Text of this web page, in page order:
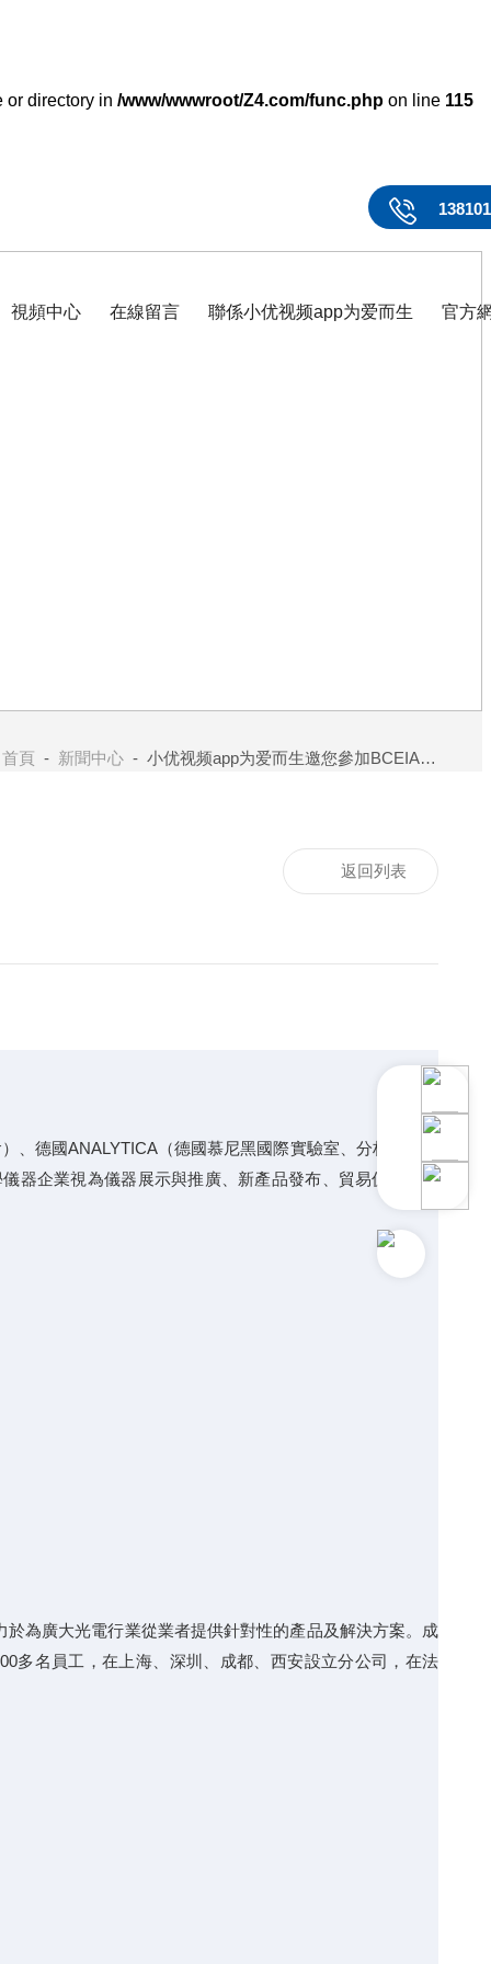
or directory in /www/wwwroot/Z4.com/func.php on line 115
視頻中心 在線留言 聯係小优视频app为爱而生 官方
首頁 - 新聞中心- 小优视频app为爱而生邀您參加BCEIA2021，活動多多等待您的到來！
德國ANALYTICA（德國慕尼黑國際實驗室、分析、診斷
器企業視為儀器展示與推廣、新產品發布、貿易促進的平
於為廣大光電行業從業者提供針對性的產品及解決方案。成
多名員工，在上海、深圳、成都、西安設立分公司，在法
返回列表